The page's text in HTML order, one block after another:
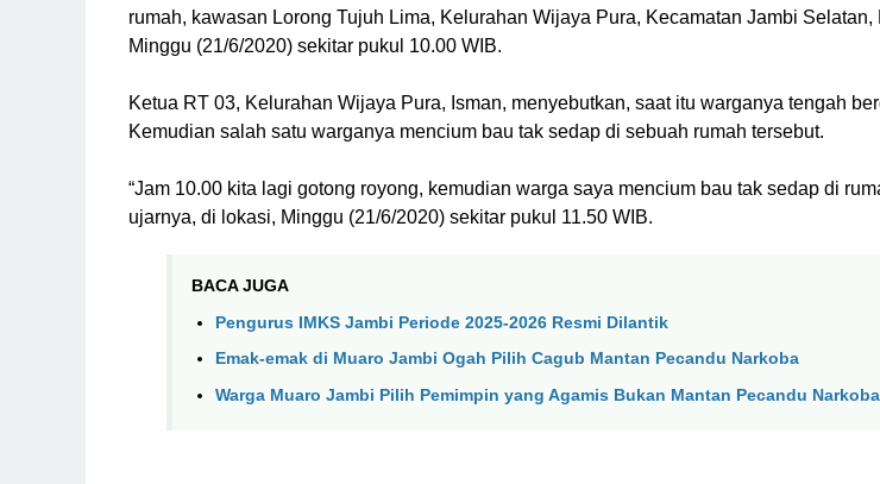
rumah, kawasan Lorong Tujuh Lima, Kelurahan Wijaya Pura, Kecamatan Jambi Selatan,
Minggu (21/6/2020) sekitar pukul 10.00 WIB.
Ketua RT 03, Kelurahan Wijaya Pura, Isman, menyebutkan, saat itu warganya tengah
Kemudian salah satu warganya mencium bau tak sedap di sebuah rumah tersebut.
“Jam 10.00 kita lagi gotong royong, kemudian warga saya mencium bau tak sedap di
ujarnya, di lokasi, Minggu (21/6/2020) sekitar pukul 11.50 WIB.
BACA JUGA
Pengurus IMKS Jambi Periode 2025-2026 Resmi Dilantik
Emak-emak di Muaro Jambi Ogah Pilih Cagub Mantan Pecandu Narkoba
Warga Muaro Jambi Pilih Pemimpin yang Agamis Bukan Mantan Pecandu Narkoba